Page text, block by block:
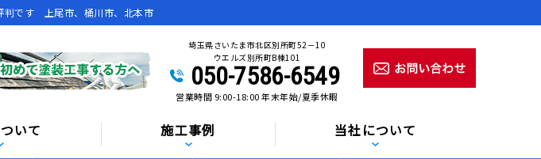
判です 上尾市、桶川市、北本市
埼玉県さいたま市北区別所町52－10
ウエルズ別所町B棟101
050-7586-6549
営業時間 9:00-18:00 年末年始/夏季休暇
いて 施工事例 当社について